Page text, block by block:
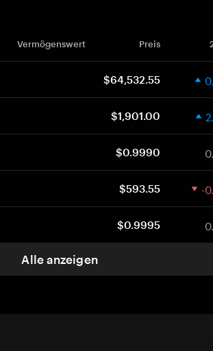
Vermögenswert Preis
$64,532.55
$1,901.00
$0.9990
$593.55 -
$0.9995
Alle anzeigen